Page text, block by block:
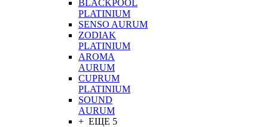
BLACKPOOL
PLATINIUM
SENSO AURUM
ZODIAK
PLATINIUM
AROMA
AURUM
CUPRUM
PLATINIUM
SOUND
AURUM
+ ЕЩЕ 5